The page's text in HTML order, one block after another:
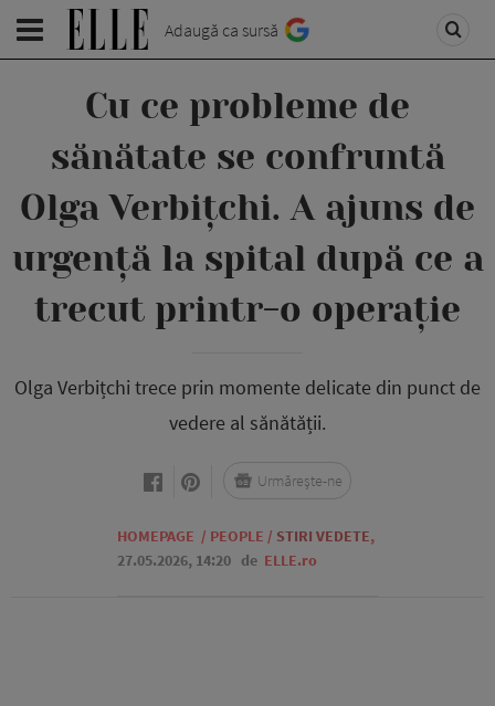
Adaugă ca sursă
Cu ce probleme de
sănătate se confruntă
Olga Verbițchi. A ajuns de
urgență la spital după ce a
trecut printr-o operație
Olga Verbițchi trece prin momente delicate din punct de
vedere al sănătății.
HOMEPAGE / PEOPLE / STIRI VEDETE,
27.05.2026, 14:20 de ELLE.ro
Urmărește-ne